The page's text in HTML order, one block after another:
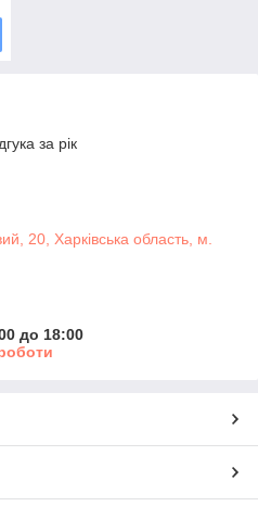
за рік
20, Харківська область, м.
до 18:00